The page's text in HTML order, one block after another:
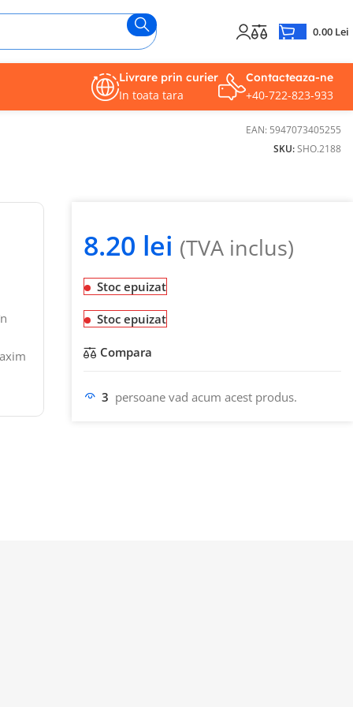
0.00 Lei
Livrare prin curier
In toata tara
Contacteaza-ne
+40-722-823-933
EAN: 5947073405255
SKU:SHO.2188
8.20 lei (TVA inclus)
Stoc epuizat
Stoc epuizat
Compara
3 persoane vad acum acest produs.